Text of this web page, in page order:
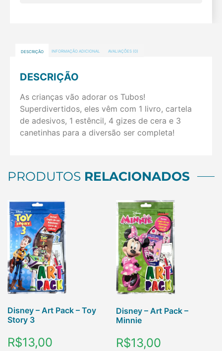
DESCRIÇÃO INFORMAÇÃO ADICIONAL AVALIAÇÕES (0)
DESCRIÇÃO
As crianças vão adorar os Tubos!
Superdivertidos, eles vêm com 1 livro, cartela
de adesivos, 1 estêncil, 4 gizes de cera e 3
canetinhas para a diversão ser completa!
PRODUTOS RELACIONADOS
Disney – Art Pack – Toy
Story 3
R$13,00
Disney – Art Pack –
Minnie
R$13,00